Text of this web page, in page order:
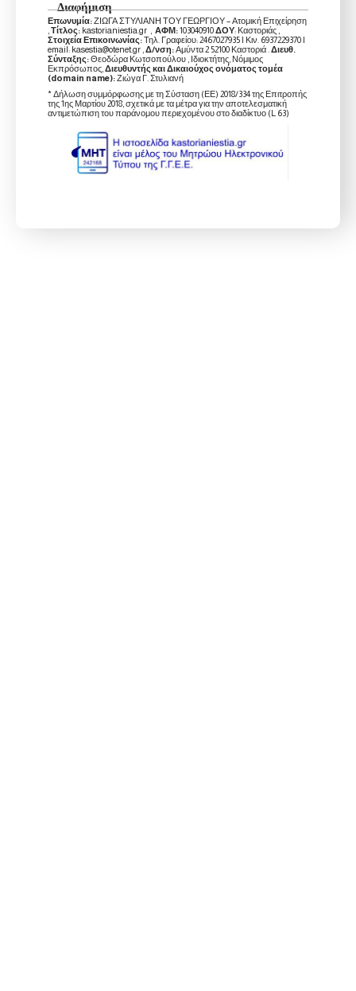
Διαφήμιση
Επωνυμία:ΖΙΩΓΑ ΣΤΥΛΙΑΝΗ ΤΟΥ ΓΕΩΡΓΙΟΥ – Ατομική Επιχείρηση
Τίτλος: kastorianiestia.gr , ΑΦΜ:103040910ΔΟΥ: Καστοριάς ,
Στοιχεία Επικοινωνίας:Τηλ. Γραφείου: 2467027935 | Κιν. 6937229370 |
email: kasestia@otenet.gr , Δ/νση:Αμύντα 2 52100 Καστοριά . Διευθ.
Σύνταξης:Θεοδώρα Κωτσοπούλου , Ιδιοκτήτης, Νόμιμος
Εκπρόσωπος, Διευθυντής και Δικαιούχος ονόματος τομέα
(domain name):Ζιώγα Γ. Στυλιανή
* Δήλωση συμμόρφωσης με τη Σύσταση (ΕΕ) 2018/334 της Επιτροπής
της 1ης Μαρτίου 2018, σχετικά με τα μέτρα για την αποτελεσματική
αντιμετώπιση του παράνομου περιεχομένου στο διαδίκτυο (L 63)